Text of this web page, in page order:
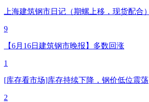
上海建筑钢市日记（期螺上移，现货配合）
9
【6月16日建筑钢市晚报】多数回涨
1
[库存看市场]库存持续下降，钢价低位震荡
2